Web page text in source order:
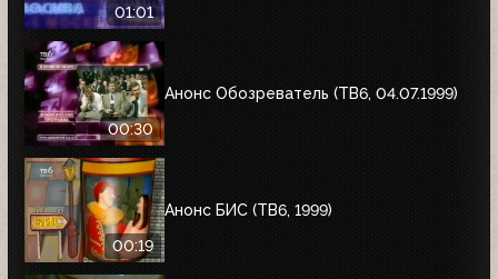
01:01
00:30
Анонс Обозреватель (ТВ6, 04.07.1999)
00:19
Анонс БИС (ТВ6, 1999)